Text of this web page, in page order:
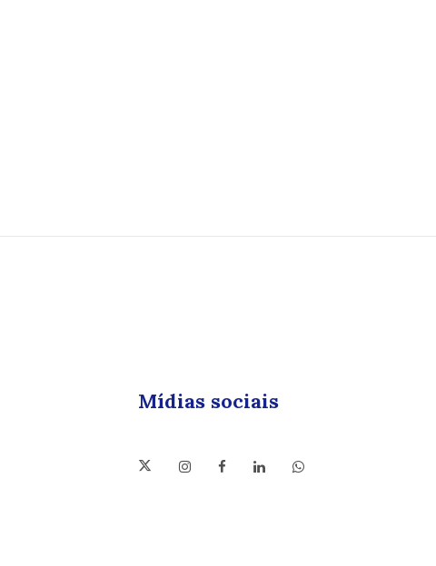
Mídias sociais